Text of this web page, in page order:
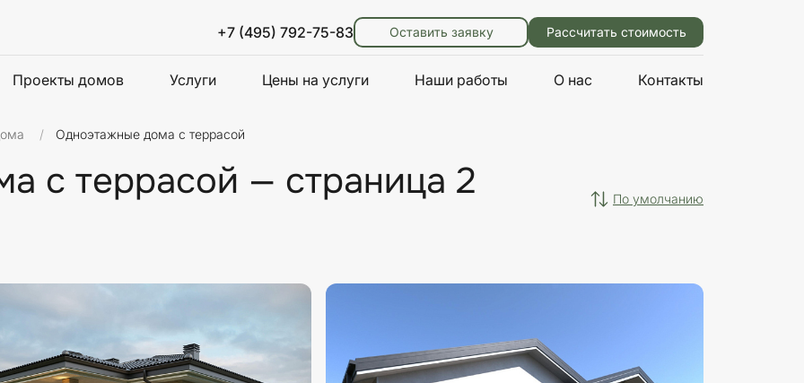
+7 (495) 792-75-83 Оставить заявку Рассчитать стоимость
Проекты домов Услуги Цены на услуги Наши работы О нас Контакты
Одноэтажные дома с террасой
с террасой — страница 2 по умолчанию